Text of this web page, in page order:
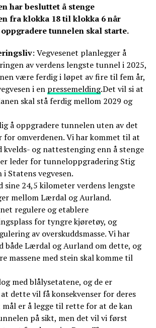
har besluttet å stenge
fra klokka 18 til klokka 6 når
tunnelen skal starte.
: Vegvesenet planlegger å
av verdens lengste tunnel i 2025,
være ferdig i løpet av fire til fem år,
i en pressemelding.Det vil si at
skal stå ferdig mellom 2029 og
å oppgradere tunnelen uten av det
for omverdenen. Vi har kommet til at
kvelds- og nattestenging enn å stenge
leder for tunneloppgradering Stig
i Statens vegvesen.
sine 24,5 kilometer verdens lengste
mellom Lærdal og Aurland.
regulere og etablere
for tyngre kjøretøy, og
av overskuddsmasse. Vi har
både Lærdal og Aurland om dette, og
massene med stein skal komme til
med blålysetatene, og de er
dette vil få konsekvenser for deres
er å legge til rette for at de kan
på sikt, men det vil vi først